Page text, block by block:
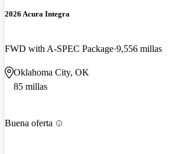
2026 Acura Integra
FWD with A-SPEC Package 9,556 millas
Oklahoma City, OK
85 millas
Buena oferta